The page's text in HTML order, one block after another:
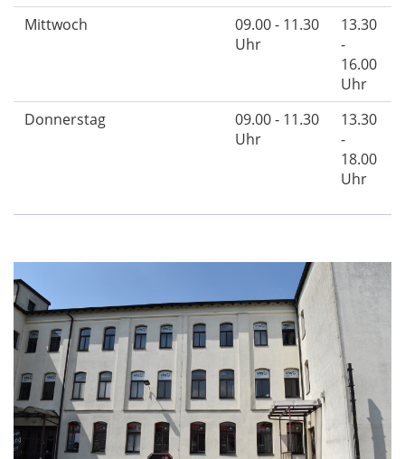
Mittwoch
09.00 - 11.30
Uhr
13.30
-
16.00
Uhr
Donnerstag
09.00 - 11.30
Uhr
13.30
-
18.00
Uhr